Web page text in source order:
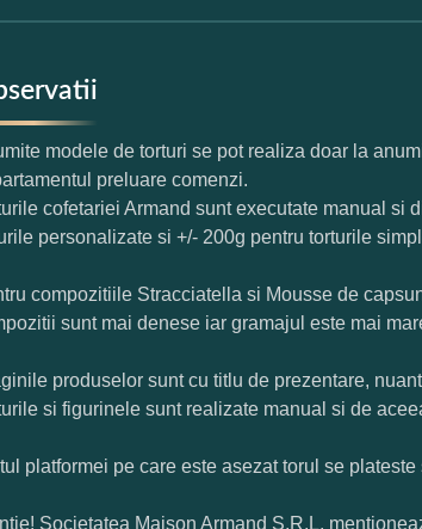
modele de torturi se pot realiza doar la
preluare comenzi.
cofetariei Armand sunt executate manual si
personalizate si +/- 200g pentru torturile
compozitiile Stracciatella si Mousse de
sunt mai denese iar gramajul este mai
produselor sunt cu titlu de prezentare,
si figurinele sunt realizate manual si de
platformei pe care este asezat torul se
Societatea Maison Armand S.R.L.